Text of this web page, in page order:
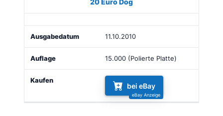
20 Euro Dog
11.10.2010
15.000 (Polierte Platte)
bei eBay